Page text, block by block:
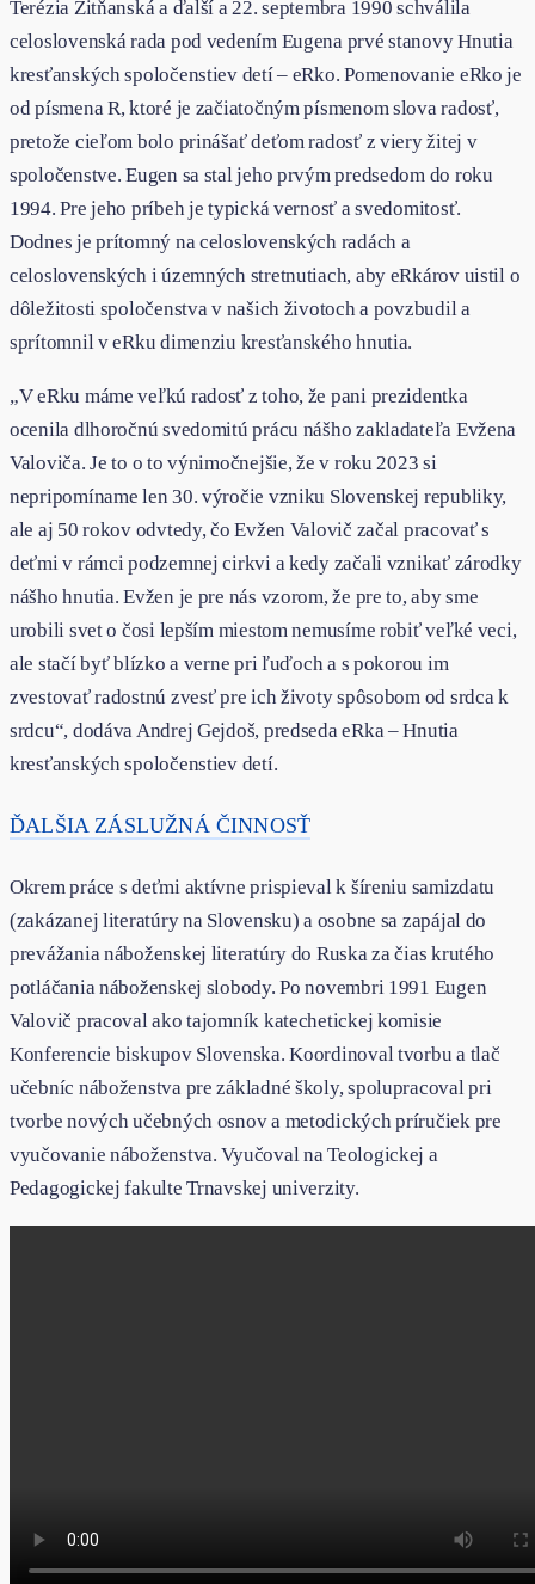
Terézia Žitňanská a ďalší a 22. septembra 1990 schválila
celoslovenská rada pod vedením Eugena prvé stanovy Hnutia
kresťanských spoločenstiev detí – eRko. Pomenovanie eRko je
od písmena R, ktoré je začiatočným písmenom slova radosť,
pretože cieľom bolo prinášať deťom radosť z viery žitej v
spoločenstve. Eugen sa stal jeho prvým predsedom do roku
1994. Pre jeho príbeh je typická vernosť a svedomitosť.
Dodnes je prítomný na celoslovenských radách a
celoslovenských i územných stretnutiach, aby eRkárov uistil o
dôležitosti spoločenstva v našich životoch a povzbudil a
sprítomnil v eRku dimenziu kresťanského hnutia.
„V eRku máme veľkú radosť z toho, že pani prezidentka
ocenila dlhoročnú svedomitú prácu nášho zakladateľa Evžena
Valoviča. Je to o to výnimočnejšie, že v roku 2023 si
nepripomíname len 30. výročie vzniku Slovenskej republiky,
ale aj 50 rokov odvtedy, čo Evžen Valovič začal pracovať s
deťmi v rámci podzemnej cirkvi a kedy začali vznikať zárodky
nášho hnutia. Evžen je pre nás vzorom, že pre to, aby sme
urobili svet o čosi lepším miestom nemusíme robiť veľké veci,
ale stačí byť blízko a verne pri ľuďoch a s pokorou im
zvestovať radostnú zvesť pre ich životy spôsobom od srdca k
srdcu“, dodáva Andrej Gejdoš, predseda eRka – Hnutia
kresťanských spoločenstiev detí.
ĎALŠIA ZÁSLUŽNÁ ČINNOSŤ
Okrem práce s deťmi aktívne prispieval k šíreniu samizdatu
(zakázanej literatúry na Slovensku) a osobne sa zapájal do
prevážania náboženskej literatúry do Ruska za čias krutého
potláčania náboženskej slobody. Po novembri 1991 Eugen
Valovič pracoval ako tajomník katechetickej komisie
Konferencie biskupov Slovenska. Koordinoval tvorbu a tlač
učebníc náboženstva pre základné školy, spolupracoval pri
tvorbe nových učebných osnov a metodických príručiek pre
vyučovanie náboženstva. Vyučoval na Teologickej a
Pedagogickej fakulte Trnavskej univerzity.